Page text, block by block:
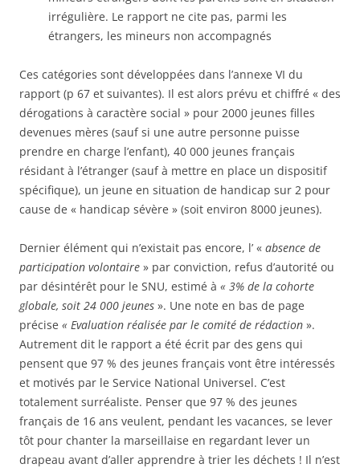
irrégulière. Le rapport ne cite pas, parmi les
étrangers, les mineurs non accompagnés
Ces catégories sont développées dans l’annexe VI du
rapport (p 67 et suivantes). Il est alors prévu et chiffré « des
dérogations à caractère social » pour 2000 jeunes filles
devenues mères (sauf si une autre personne puisse
prendre en charge l’enfant), 40 000 jeunes français
résidant à l’étranger (sauf à mettre en place un dispositif
spécifique), un jeune en situation de handicap sur 2 pour
cause de « handicap sévère » (soit environ 8000 jeunes).
Dernier élément qui n’existait pas encore, l’ « absence de
participation volontaire » par conviction, refus d’autorité ou
par désintérêt pour le SNU, estimé à « 3% de la cohorte
globale, soit 24 000 jeunes ». Une note en bas de page
précise « Evaluation réalisée par le comité de rédaction ».
Autrement dit le rapport a été écrit par des gens qui
pensent que 97 % des jeunes français vont être intéressés
et motivés par le Service National Universel. C’est
totalement surréaliste. Penser que 97 % des jeunes
français de 16 ans veulent, pendant les vacances, se lever
tôt pour chanter la marseillaise en regardant lever un
drapeau avant d’aller apprendre à trier les déchets ! Il n’est